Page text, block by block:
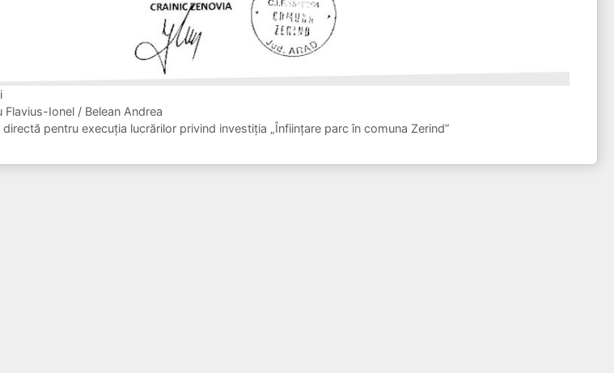
Ionel / Belean Andrea
pentru execuția lucrărilor privind investiția „Înființare parc în comuna Zerind”